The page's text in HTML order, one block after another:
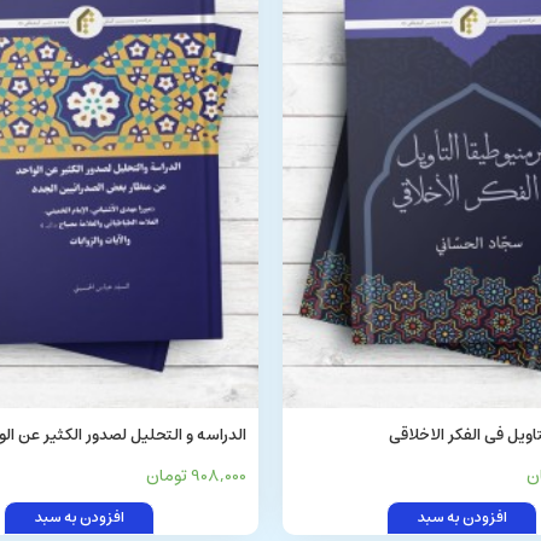
فی الفکر الاخلاقی
افزودن به سبد
الدراسه و التحلیل لصدور الکثیر عن
منظار بعض الصدرائیین الجدد
908,000 تومان
افزودن به سبد